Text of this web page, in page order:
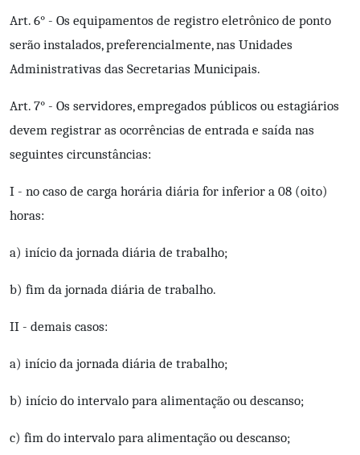
Art. 6° - Os equipamentos de registro eletrônico de ponto
serão instalados, preferencialmente, nas Unidades
Administrativas das Secretarias Municipais.
Art. 7° - Os servidores, empregados públicos ou estagiários
devem registrar as ocorrências de entrada e saída nas
seguintes circunstâncias:
I - no caso de carga horária diária for inferior a 08 (oito)
horas:
a) início da jornada diária de trabalho;
b) fim da jornada diária de trabalho.
II - demais casos:
a) início da jornada diária de trabalho;
b) início do intervalo para alimentação ou descanso;
c) fim do intervalo para alimentação ou descanso;